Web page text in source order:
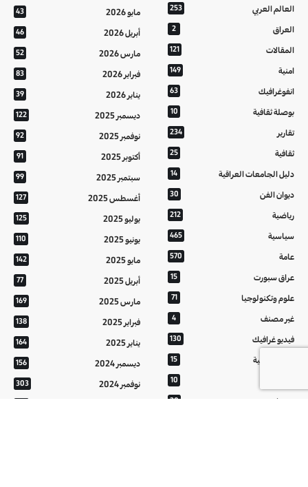
العالم العربي 253
العراق 2
المقالات 121
امنية 149
انفوغرافيك 63
بوصلة ثقافية 10
تقارير 234
ثقافية 25
دليل الجامعات العراقية 14
ديوان الفن 30
رياضية 212
سياسية 465
عامة 570
عراق سبورت 15
علوم وتكنولوجيا 71
غير مصنف 4
فيديو غرافيك 130
معالم عراقية 15
10
منوعات 20
مايو 2026 43
أبريل 2026 46
مارس 2026 52
فبراير 2026 83
يناير 2026 39
ديسمبر 2025 122
نوفمبر 2025 92
أكتوبر 2025 91
سبتمبر 2025 99
أغسطس 2025 127
يوليو 2025 125
يونيو 2025 110
مايو 2025 142
أبريل 2025 77
مارس 2025 169
فبراير 2025 138
يناير 2025 164
ديسمبر 2024 156
نوفمبر 2024 303